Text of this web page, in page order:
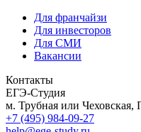
Для франчайзи
Для инвесторов
Для СМИ
Вакансии
Контакты
ЕГЭ-Студия
м. Трубная или Чеховская,
+7 (495) 984-09-27